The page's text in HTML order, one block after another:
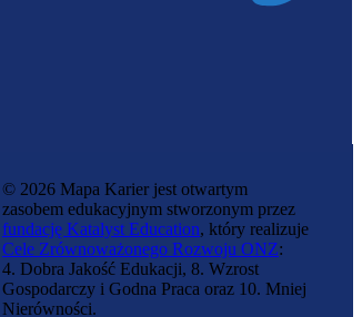
© 2026 Mapa Karier jest otwartym
zasobem edukacyjnym stworzonym przez
fundację Katalyst Education, który realizuje
Cele Zrównoważonego Rozwoju ONZ:
4. Dobra Jakość Edukacji, 8. Wzrost
Gospodarczy i Godna Praca oraz 10. Mniej
Nierówności.